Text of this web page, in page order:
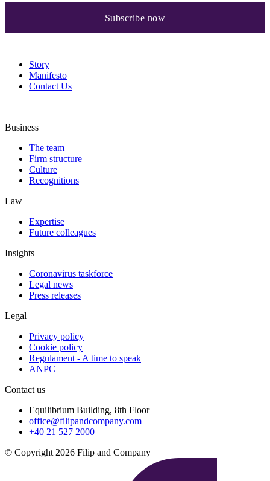
Story
Manifesto
Contact Us
Business
The team
Firm structure
Culture
Recognitions
Law
Expertise
Future colleagues
Insights
Coronavirus taskforce
Legal news
Press releases
Legal
Privacy policy
Cookie policy
Regulament - A time to speak
ANPC
Contact us
Equilibrium Building, 8th Floor
office@filipandcompany.com
+40 21 527 2000
© Copyright 2026 Filip and Company